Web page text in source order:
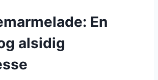
En
alsidig